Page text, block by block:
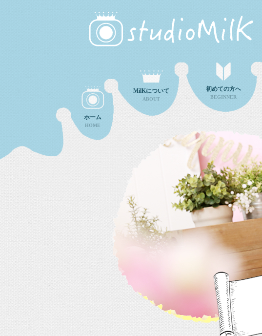
ホーム
HOME
MilKについて
ABOUT
初めての方へ
BEGINNER